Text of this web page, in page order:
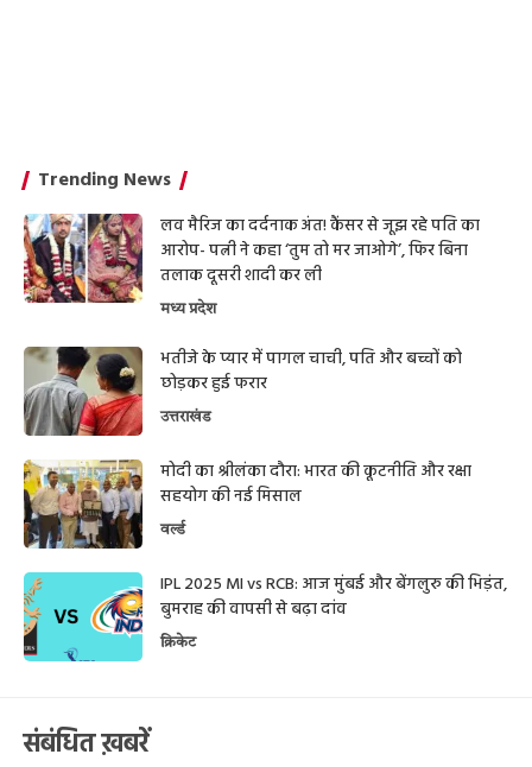
Trending News
लव मैरिज का दर्दनाक अंत! कैंसर से जूझ रहे पति का
आरोप- पत्नी ने कहा ‘तुम तो मर जाओगे’, फिर बिना
तलाक दूसरी शादी कर ली
मध्य प्रदेश
भतीजे के प्यार में पागल चाची, पति और बच्चों को
छोड़कर हुई फरार
उत्तराखंड
मोदी का श्रीलंका दौरा: भारत की कूटनीति और रक्षा
सहयोग की नई मिसाल
वर्ल्ड
IPL 2025 MI vs RCB: आज मुंबई और बेंगलुरु की भिड़ंत,
बुमराह की वापसी से बढ़ा दांव
क्रिकेट
संबंधित ख़बरें